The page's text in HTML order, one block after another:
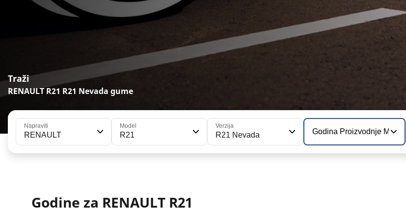
Traži
RENAULT R21 R21 Nevada gume
Napraviti
RENAULT
Model
R21
Verzija
R21 Nevada Godina Proizvodnje Modela
Godine za RENAULT R21